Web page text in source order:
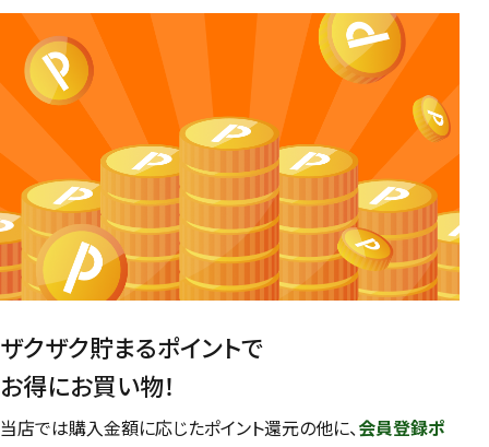
ザクザク貯まるポイントで
お得にお買い物！
当店では購入金額に応じたポイント還元の他に、会員登録ポ